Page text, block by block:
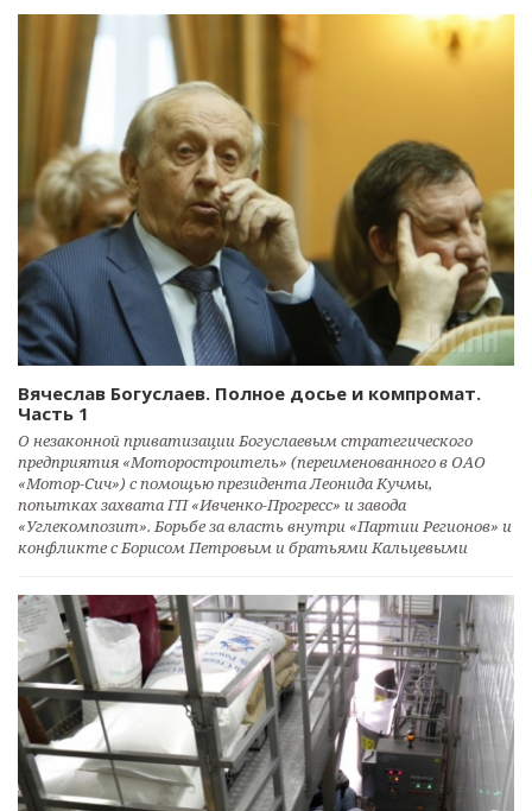
Вячеслав Богуслаев. Полное досье и компромат.
Часть 1
О незаконной приватизации Богуслаевым стратегического
предприятия «Моторостроитель» (переименованного в ОАО
«Мотор-Сич») с помощью президента Леонида Кучмы,
попытках захвата ГП «Ивченко-Прогресс» и завода
«Углекомпозит». Борьбе за власть внутри «Партии Регионов» и
конфликте с Борисом Петровым и братьями Кальцевыми